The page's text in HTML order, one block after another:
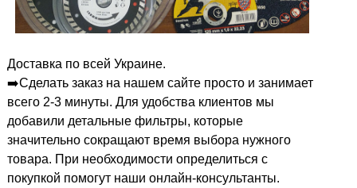
Доставка по всей Украине.
➡️Сделать заказ на нашем сайте просто и занимает
всего 2-3 минуты. Для удобства клиентов мы
добавили детальные фильтры, которые
значительно сокращают время выбора нужного
товара. При необходимости определиться с
покупкой помогут наши онлайн-консультанты.